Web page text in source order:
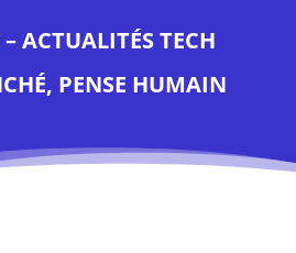
ACTUALITÉS TECH
PENSE HUMAIN